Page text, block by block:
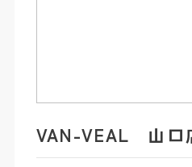
VAN-VEAL 山口